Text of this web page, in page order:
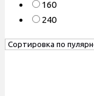
160
240